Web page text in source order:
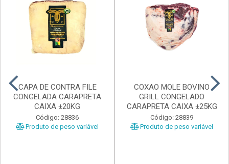
CAPA DE CONTRA FILE
CONGELADA CARAPRETA
CAIXA ±20KG
Código: 28836
Produto de peso variável
COXAO MOLE BOVINO
GRILL CONGELADO
CARAPRETA CAIXA ±25KG
Código: 28839
Produto de peso variável